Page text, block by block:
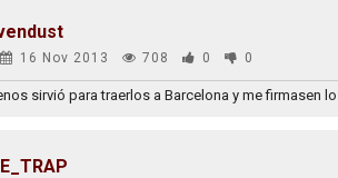
16 Nov 2013 708 0 0
sirvió para traerlos a Barcelona y me firmasen